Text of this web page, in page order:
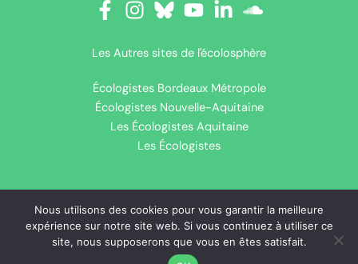
Les Autres sites de l'écolosphère
Écologistes Bordeaux Métropole
Écologistes Nouvelle-Aquitaine
Les Écologistes Aquitaine
Les Écologistes
Copyright © 2026 Ecologie & Solidarités - Département de la
Gironde |Thème WordPress Astra
Politique de cookies (UE)
Nous utilisons des cookies pour vous garantir la meilleure
expérience sur notre site web. Si vous continuez à utiliser ce
site, nous supposerons que vous en êtes satisfait.